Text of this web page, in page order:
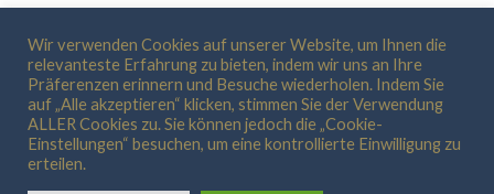
KONTAKTIERE UNS
BOHEEM 2022
Wir verwenden Cookies auf unserer Website, um Ihnen die
relevanteste Erfahrung zu bieten, indem wir uns an Ihre
Präferenzen erinnern und Besuche wiederholen. Indem Sie
auf „Alle akzeptieren“ klicken, stimmen Sie der Verwendung
ALLER Cookies zu. Sie können jedoch die „Cookie-
Einstellungen“ besuchen, um eine kontrollierte Einwilligung zu
erteilen.